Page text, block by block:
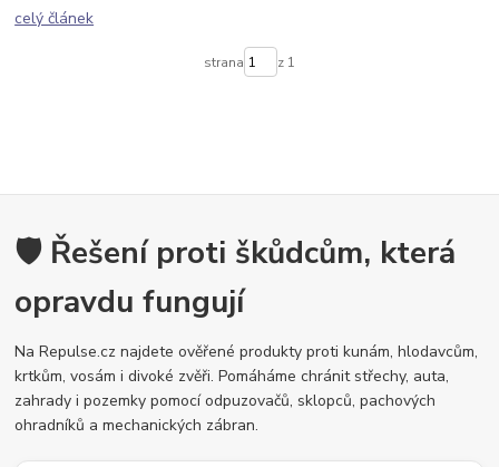
celý článek
strana z 1
🛡️ Řešení proti škůdcům, která
opravdu fungují
Na Repulse.cz najdete ověřené produkty proti kunám, hlodavcům,
krtkům, vosám i divoké zvěři. Pomáháme chránit střechy, auta,
zahrady i pozemky pomocí odpuzovačů, sklopců, pachových
ohradníků a mechanických zábran.